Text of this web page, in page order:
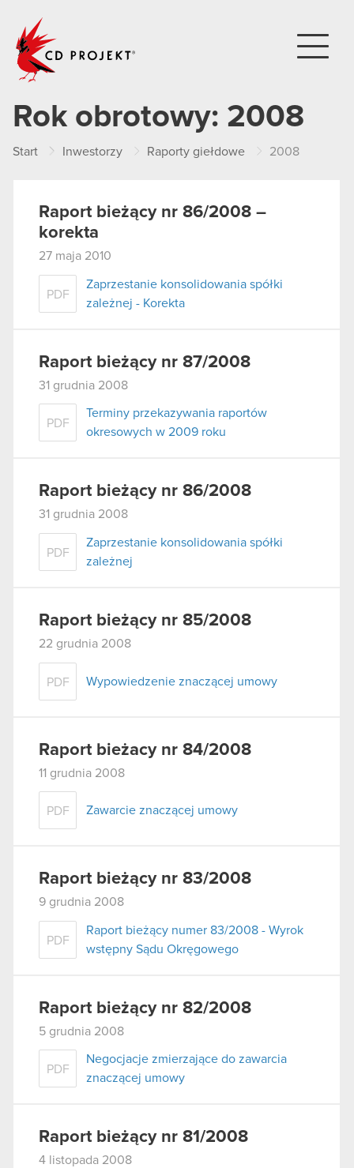
Rok obrotowy: 2008
Start Inwestorzy Raporty giełdowe 2008
Raport bieżący nr 86/2008 –
korekta
27 maja 2010
PDF
Zaprzestanie konsolidowania spółki
zależnej - Korekta
Raport bieżący nr 87/2008
31 grudnia 2008
PDF
Terminy przekazywania raportów
okresowych w 2009 roku
Raport bieżący nr 86/2008
31 grudnia 2008
PDF
Zaprzestanie konsolidowania spółki
zależnej
Raport bieżący nr 85/2008
22 grudnia 2008
PDF Wypowiedzenie znaczącej umowy
Raport bieżacy nr 84/2008
11 grudnia 2008
PDF Zawarcie znaczącej umowy
Raport bieżący nr 83/2008
9 grudnia 2008
PDF
Raport bieżący numer 83/2008 - Wyrok
wstępny Sądu Okręgowego
Raport bieżący nr 82/2008
5 grudnia 2008
PDF
Negocjacje zmierzające do zawarcia
znaczącej umowy
Raport bieżący nr 81/2008
4 listopada 2008